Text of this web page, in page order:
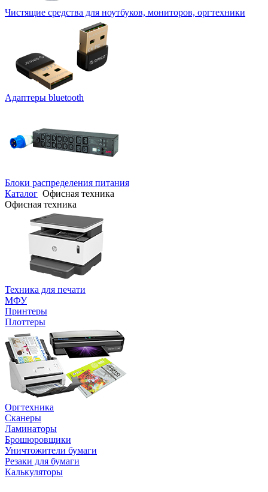
Чистящие средства для ноутбуков, мониторов, оргтехники
Адаптеры bluetooth
Блоки распределения питания
Каталог Офисная техника
Офисная техника
Техника для печати
МФУ
Принтеры
Плоттеры
Оргтехника
Сканеры
Ламинаторы
Брошюровщики
Уничтожители бумаги
Резаки для бумаги
Калькуляторы